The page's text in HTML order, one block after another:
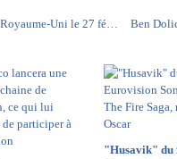
La BBC annoncera le représentant du Royaume-Uni le 27 février prochain
"Husavik" du